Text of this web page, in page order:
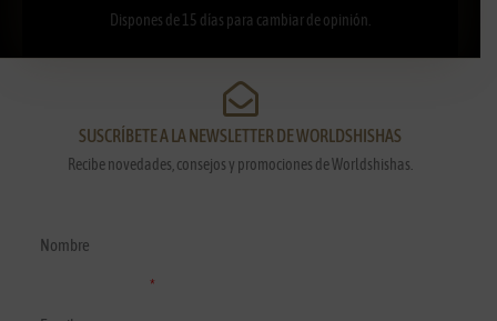
Dispones de 15 días para cambiar de opinión.
SUSCRÍBETE A LA NEWSLETTER DE WORLDSHISHAS
Recibe novedades, consejos y promociones de Worldshishas.